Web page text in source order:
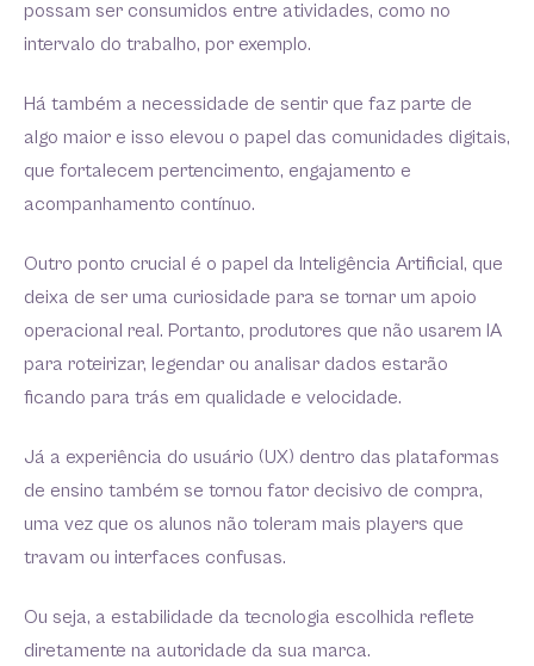
possam ser consumidos entre atividades, como no
intervalo do trabalho, por exemplo.
Há também a necessidade de sentir que faz parte de
algo maior e isso elevou o papel das comunidades digitais,
que fortalecem pertencimento, engajamento e
acompanhamento contínuo.
Outro ponto crucial é o papel da Inteligência Artificial, que
deixa de ser uma curiosidade para se tornar um apoio
operacional real. Portanto, produtores que não usarem IA
para roteirizar, legendar ou analisar dados estarão
ficando para trás em qualidade e velocidade.
Já a experiência do usuário (UX) dentro das plataformas
de ensino também se tornou fator decisivo de compra,
uma vez que os alunos não toleram mais players que
travam ou interfaces confusas.
Ou seja, a estabilidade da tecnologia escolhida reflete
diretamente na autoridade da sua marca.